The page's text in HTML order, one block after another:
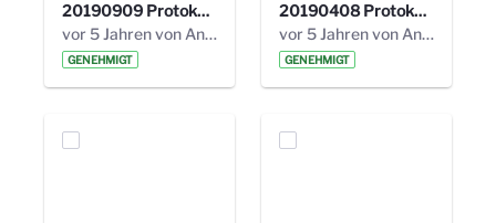
20190909 Protokoll 27. Steuerungskreis.pdf
vor 5 Jahren von Anni Schlumberger
GENEHMIGT
20190408 Protokoll 26. Steuerungskreis.pdf
vor 5 Jahren von Anni Schlumberger
GENEHMIGT